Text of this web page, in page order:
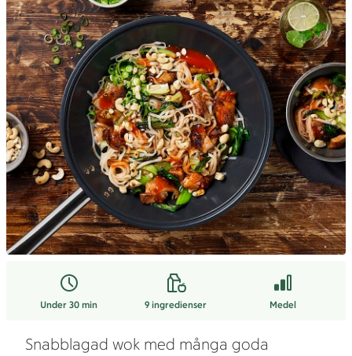
Under 30 min 9ingredienser Medel
Snabblagad wok med många goda